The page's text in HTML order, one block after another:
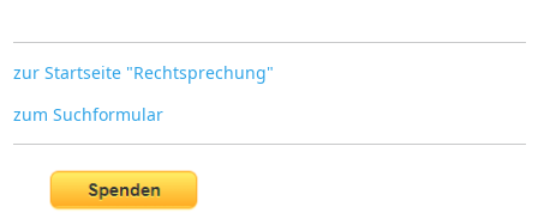
zur Startseite "Rechtsprechung"
zum Suchformular